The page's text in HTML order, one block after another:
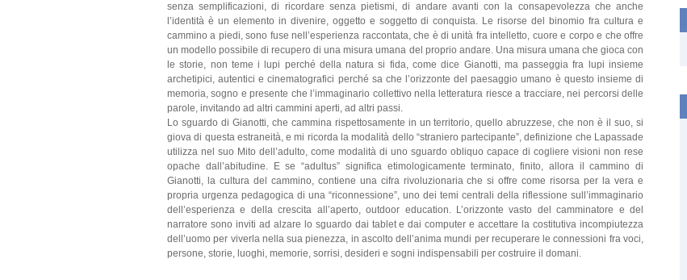
senza semplificazioni, di ricordare senza pietismi, di andare avanti con la consapevolezza che anche
l’identità è un elemento in divenire, oggetto e soggetto di conquista. Le risorse del binomio fra cultura e
cammino a piedi, sono fuse nell’esperienza raccontata, che è di unità fra intelletto, cuore e corpo e che offre
un modello possibile di recupero di una misura umana del proprio andare. Una misura umana che gioca con
le storie, non teme i lupi perché della natura si fida, come dice Gianotti, ma passeggia fra lupi insieme
archetipici, autentici e cinematografici perché sa che l’orizzonte del paesaggio umano è questo insieme di
memoria, sogno e presente che l’immaginario collettivo nella letteratura riesce a tracciare, nei percorsi delle
parole, invitando ad altri cammini aperti, ad altri passi.
Lo sguardo di Gianotti, che cammina rispettosamente in un territorio, quello abruzzese, che non è il suo, si
giova di questa estraneità, e mi ricorda la modalità dello “straniero partecipante”, definizione che Lapassade
utilizza nel suo Mito dell’adulto, come modalità di uno sguardo obliquo capace di cogliere visioni non rese
opache dall’abitudine. E se “adultus” significa etimologicamente terminato, finito, allora il cammino di
Gianotti, la cultura del cammino, contiene una cifra rivoluzionaria che si offre come risorsa per la vera e
propria urgenza pedagogica di una “riconnessione”, uno dei temi centrali della riflessione sull’immaginario
dell’esperienza e della crescita all’aperto, outdoor education. L’orizzonte vasto del camminatore e del
narratore sono inviti ad alzare lo sguardo dai tablet e dai computer e accettare la costitutiva incompiutezza
dell’uomo per viverla nella sua pienezza, in ascolto dell’anima mundi per recuperare le connessioni fra voci,
persone, storie, luoghi, memorie, sorrisi, desideri e sogni indispensabili per costruire il domani.